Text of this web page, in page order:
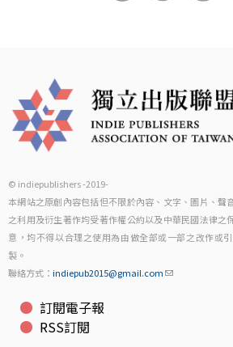
© indiepublishers -2019-
本網站之原創內容包括但不限於內容、文字、圖片、聲
之利用及衍生著作均受著作權公約以及中華民國法律之
意，均不得以合理之使用為由做全部或一部之改作或
製。
聯絡方式： indiepub2015@gmail.com
訂閱電子報
RSS訂閱